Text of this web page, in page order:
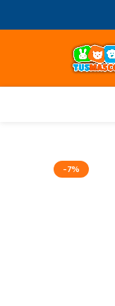
-7%